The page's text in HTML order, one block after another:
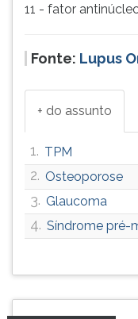
11 - fator
Fonte: Lupus
+ do assunto
1. TPM
2. Osteoporose
3. Glaucoma
4. Síndrome pré-